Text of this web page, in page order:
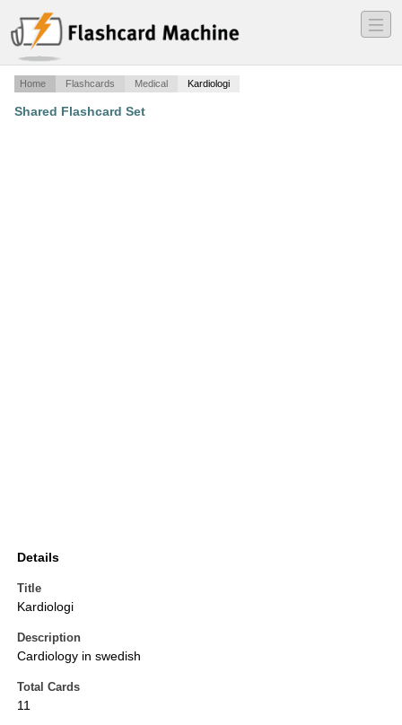
―
―
―
Home Flashcards Medical Kardiologi
Shared Flashcard Set
Details
Title
Kardiologi
Description
Cardiology in swedish
Total Cards
11